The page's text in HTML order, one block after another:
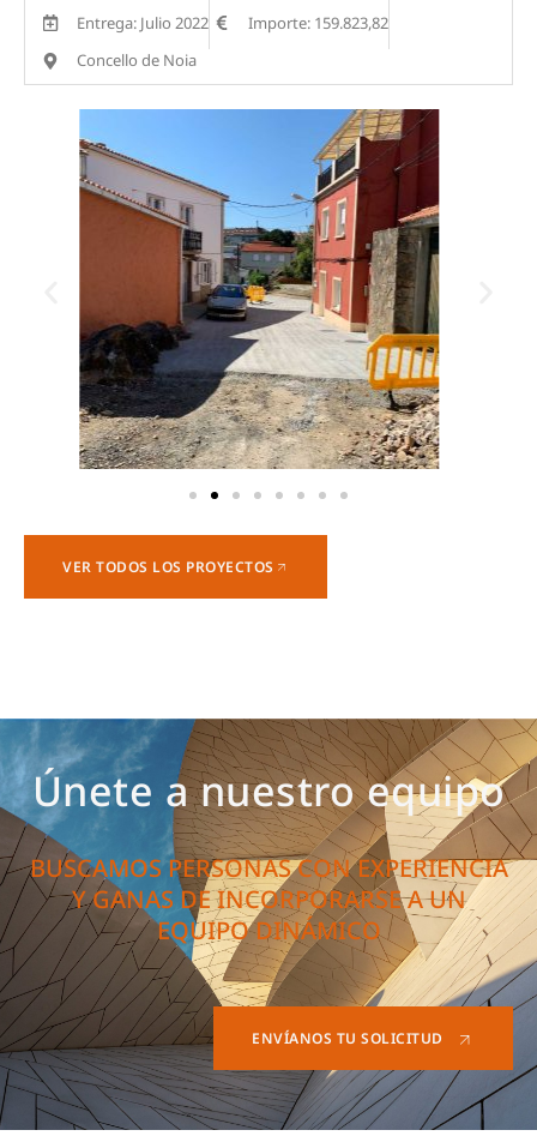
Entrega: Julio 2022
Importe: 159.823,82
Concello de Noia
VER TODOS LOS PROYECTOS
Únete a nuestro equipo
BUSCAMOS PERSONAS CON EXPERIENCIA
Y GANAS DE INCORPORARSE A UN
EQUIPO DINÁMICO
ENVÍANOS TU SOLICITUD